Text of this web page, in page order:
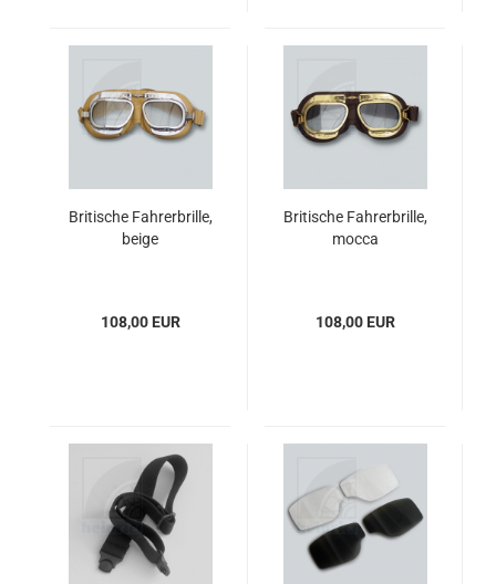
Britische Fahrerbrille,
beige
108,00 EUR
Britische Fahrerbrille,
mocca
108,00 EUR